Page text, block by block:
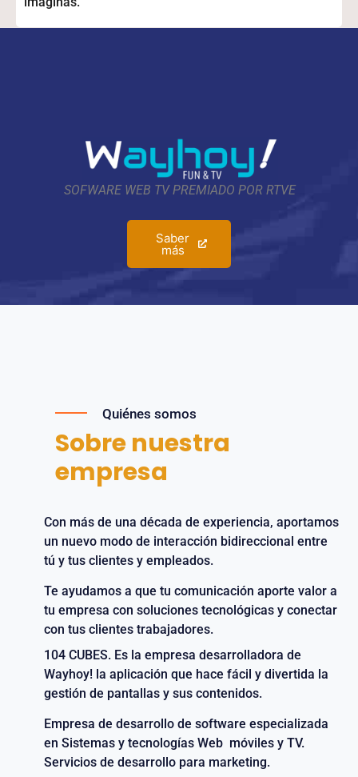
SOFWARE WEB TV PREMIADO POR RTVE
Saber
más
Quiénes somos
Sobre nuestra
empresa
Con más de una década de experiencia, aportamos
un nuevo modo de interacción bidireccional entre
tú y tus clientes y empleados.
Te ayudamos a que tu comunicación aporte valor a
tu empresa con soluciones tecnológicas y conectar
con tus clientes trabajadores.
104 CUBES. Es la empresa desarrolladora de
Wayhoy! la aplicación que hace fácil y divertida la
gestión de pantallas y sus contenidos.
Empresa de desarrollo de software especializada
en Sistemas y tecnologías Web móviles y TV.
Servicios de desarrollo para marketing.